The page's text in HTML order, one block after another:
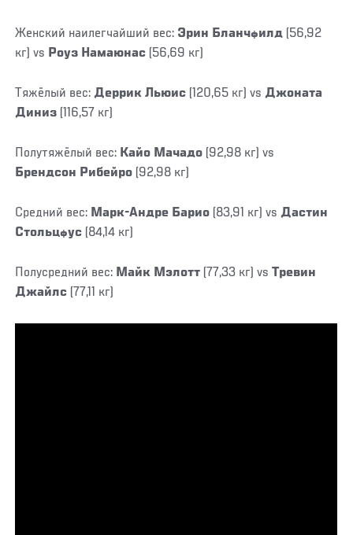
Женский наилегчайший вес: Эрин Бланчфилд (56,92
кг) vs Роуз Намаюнас (56,69 кг)
Тяжёлый вес:Деррик Льюис (120,65 кг) vsДжоната
Диниз (116,57 кг)
Полутяжёлый вес: Кайо Мачадо (92,98 кг) vs
Брендсон Рибейро (92,98 кг)
Средний вес: Марк-Андре Барио (83,91 кг) vsДастин
Стольцфус (84,14 кг)
Полусредний вес: Майк Мэлотт (77,33 кг) vsТревин
Джайлс (77,11 кг)